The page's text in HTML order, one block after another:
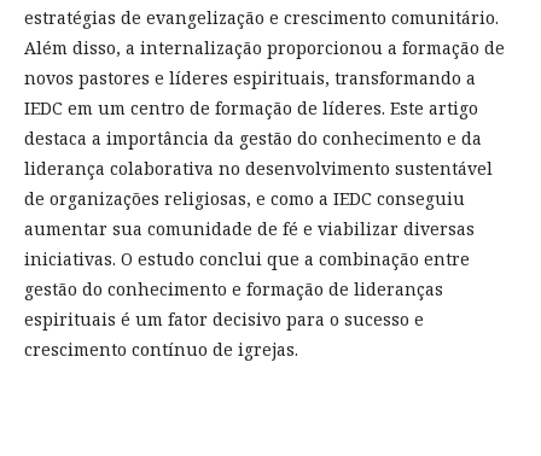
estratégias de evangelização e crescimento comunitário.
Além disso, a internalização proporcionou a formação de
novos pastores e líderes espirituais, transformando a
IEDC em um centro de formação de líderes. Este artigo
destaca a importância da gestão do conhecimento e da
liderança colaborativa no desenvolvimento sustentável
de organizações religiosas, e como a IEDC conseguiu
aumentar sua comunidade de fé e viabilizar diversas
iniciativas. O estudo conclui que a combinação entre
gestão do conhecimento e formação de lideranças
espirituais é um fator decisivo para o sucesso e
crescimento contínuo de igrejas.